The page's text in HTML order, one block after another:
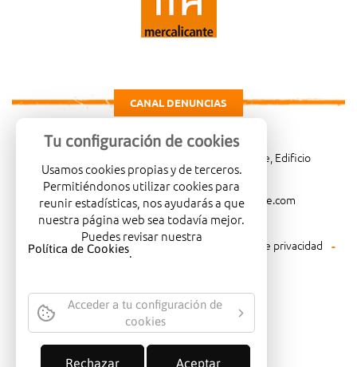
CANAL DENUNCIAS
Carretera de Madrid Km. 4, 03114 Alicante, Edificio
Administrativo, planta 3ª
966081001
merca@mercalicante.com
Aviso legal Política de cookies
Política de privacidad
Política medioambiental
EMPRESA CERTIFICADA CON EL
Tu configuración de cookies
Usamos cookies propias y de terceros.
Permitiéndonos utilizar cookies para
reunir estadísticas, nos ayudarás a que
nuestra página web sea todavía mejor.
Puedes revisar nuestra
Política de Cookies.
Acceder a tu configuración de
cookies
Rechazar Aceptar